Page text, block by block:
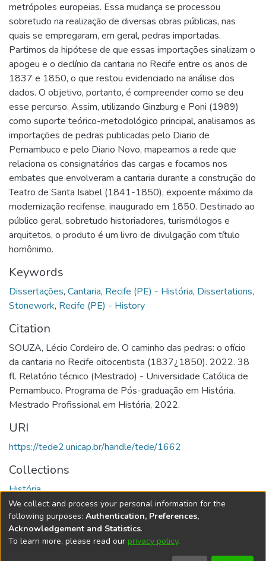
metrópoles europeias. Essa mudança se processou
sobretudo na realização de diversas obras públicas, nas
quais se empregaram, em geral, pedras importadas.
Partimos da hipótese de que essas importações sinalizam o
apogeu e o declínio da cantaria no Recife entre os anos de
1837 e 1850, o que restou evidenciado na análise dos
dados. O objetivo, portanto, é compreender como se deu
esse percurso. Assim, utilizando Ginzburg e Poni (1989)
como suporte teórico-metodológico principal, analisamos as
importações de pedras publicadas pelo Diario de
Pernambuco e pelo Diario Novo, mapeamos a rede que
relaciona os consignatários das cargas e focamos nos
embates que envolveram a cantaria durante a construção do
Teatro de Santa Isabel (1841-1850), expoente máximo da
modernização recifense, inaugurado em 1850. Destinado ao
público geral, sobretudo historiadores, turismólogos e
arquitetos, o produto é um livro de divulgação com título
homônimo.
Keywords
Dissertações, Cantaria, Recife (PE) - História, Dissertations,
Stonework, Recife (PE) - History
Citation
SOUZA, Lécio Cordeiro de. O caminho das pedras: o ofício
da cantaria no Recife oitocentista (1837¿1850). 2022. 38
fl. Relatório técnico (Mestrado) - Universidade Católica de
Pernambuco. Programa de Pós-graduação em História.
Mestrado Profissional em História, 2022.
URI
https://tede2.unicap.br/handle/tede/1662
Collections
História
Full item page
DSpace softwarecopyright © 2002-2026
We collect and process your personal information for the
following purposes: Authentication, Preferences,
Acknowledgement and Statistics.
To learn more, please read our privacy policy.